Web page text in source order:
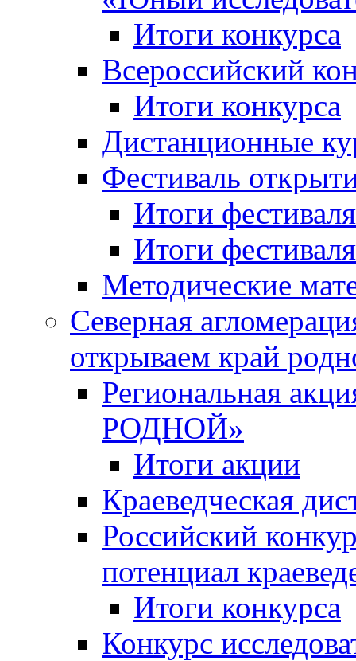
Итоги конкурса
Всероссийский
Итоги конкурса
Дистанционные
Фестиваль
Итоги
Итоги
Методические
Северная
открываем край
Региональная
РОДНОЙ»
Итоги акции
Краеведческая
Российский
потенциал
Итоги конкурса
Конкурс